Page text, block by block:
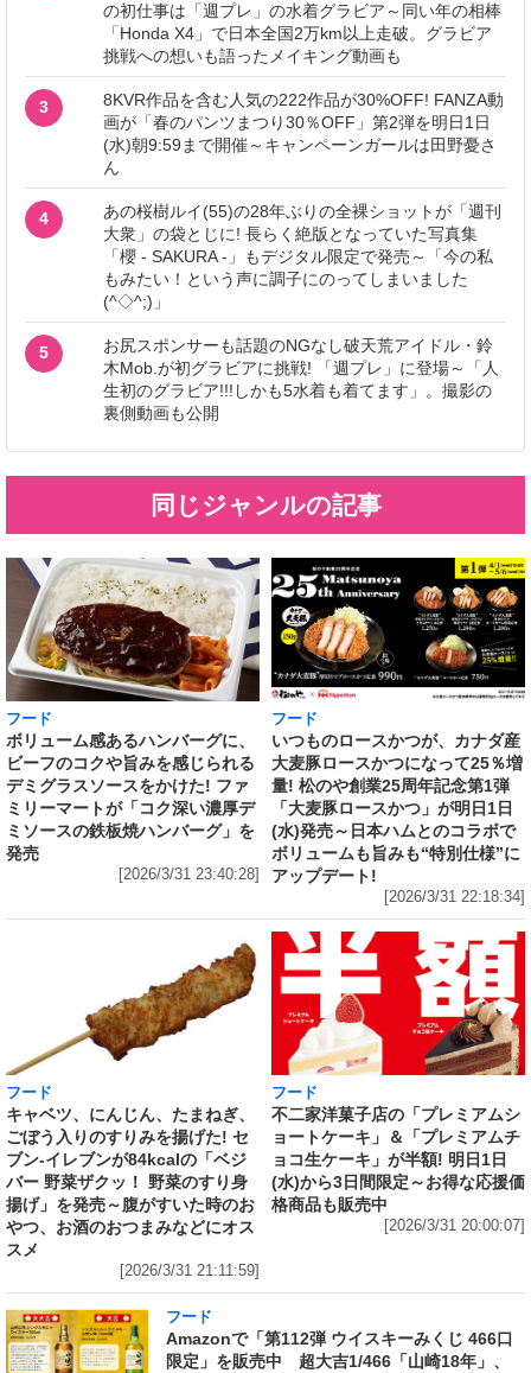
の初仕事は「週プレ」の水着グラビア～同い年の相棒
「Honda X4」で日本全国2万km以上走破。グラビア
挑戦への想いも語ったメイキング動画も
3
8KVR作品を含む人気の222作品が30%OFF! FANZA動
画が「春のパンツまつり30％OFF」第2弾を明日1日
(水)朝9:59まで開催～キャンペーンガールは田野憂さ
ん
4
あの桜樹ルイ(55)の28年ぶりの全裸ショットが「週刊
大衆」の袋とじに! 長らく絶版となっていた写真集
「櫻 - SAKURA -」もデジタル限定で発売～「今の私
もみたい！という声に調子にのってしまいました
(^◇^;)」
5
お尻スポンサーも話題のNGなし破天荒アイドル・鈴
木Mob.が初グラビアに挑戦! 「週プレ」に登場～「人
生初のグラビア!!!しかも5水着も着てます」。撮影の
裏側動画も公開
同じジャンルの記事
フード
ボリューム感あるハンバーグに、
ビーフのコクや旨みを感じられる
デミグラスソースをかけた! ファ
ミリーマートが「コク深い濃厚デ
ミソースの鉄板焼ハンバーグ」を
発売
[2026/3/31 23:40:28]
フード
いつものロースかつが、カナダ産
大麦豚ロースかつになって25％増
量! 松のや創業25周年記念第1弾
「大麦豚ロースかつ」が明日1日
(水)発売～日本ハムとのコラボで
ボリュームも旨みも“特別仕様”に
アップデート!
[2026/3/31 22:18:34]
フード
キャベツ、にんじん、たまねぎ、
ごぼう入りのすりみを揚げた! セ
ブン‐イレブンが84kcalの「ベジ
バー 野菜ザクッ！ 野菜のすり身
揚げ」を発売～腹がすいた時のお
やつ、お酒のおつまみなどにオス
スメ
[2026/3/31 21:11:59]
フード
不二家洋菓子店の「プレミアムシ
ョートケーキ」＆「プレミアムチ
ョコ生ケーキ」が半額! 明日1日
(水)から3日間限定～お得な応援価
格商品も販売中
[2026/3/31 20:00:07]
フード
Amazonで「第112弾 ウイスキーみくじ 466口
限定」を販売中 超大吉1/466「山崎18年」、